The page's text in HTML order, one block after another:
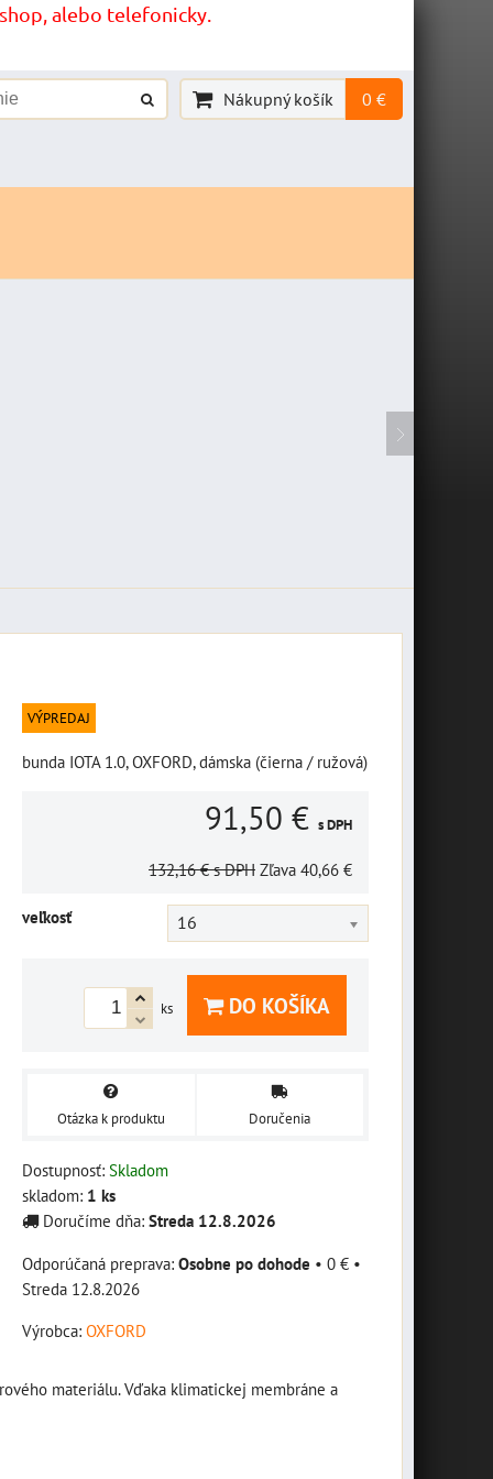
alebo telefonicky.
Nákupný košík 0 €
VÝPREDAJ
bunda IOTA 1.0, OXFORD, dámska (čierna / ružová)
91,50 € s DPH
132,16 € s DPH Zľava 40,66 €
veľkosť 16
ks DO KOŠÍKA
Otázka k produktu Doručenia
Dostupnosť: Skladom
skladom: 1 ks
Doručíme dňa: Streda 12.8.2026
Osobne po dohode • 0 € •
Streda 12.8.2026
Výrobca: OXFORD
materiálu. Vďaka klimatickej membráne a